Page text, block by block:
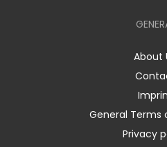
About
General
Privacy